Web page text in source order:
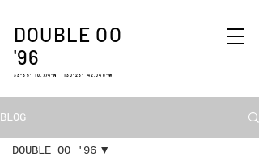
DOUBLE OO
'96
33°35′ 10.774″N 130°23′ 42.048″W
BLOG
DOUBLE OO '96